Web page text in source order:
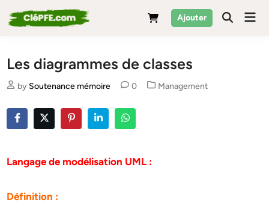
to
Ajouter
Les diagrammes de classes
by Soutenance mémoire 0
Posted
Management
Langage de modélisation UML :
Définition :